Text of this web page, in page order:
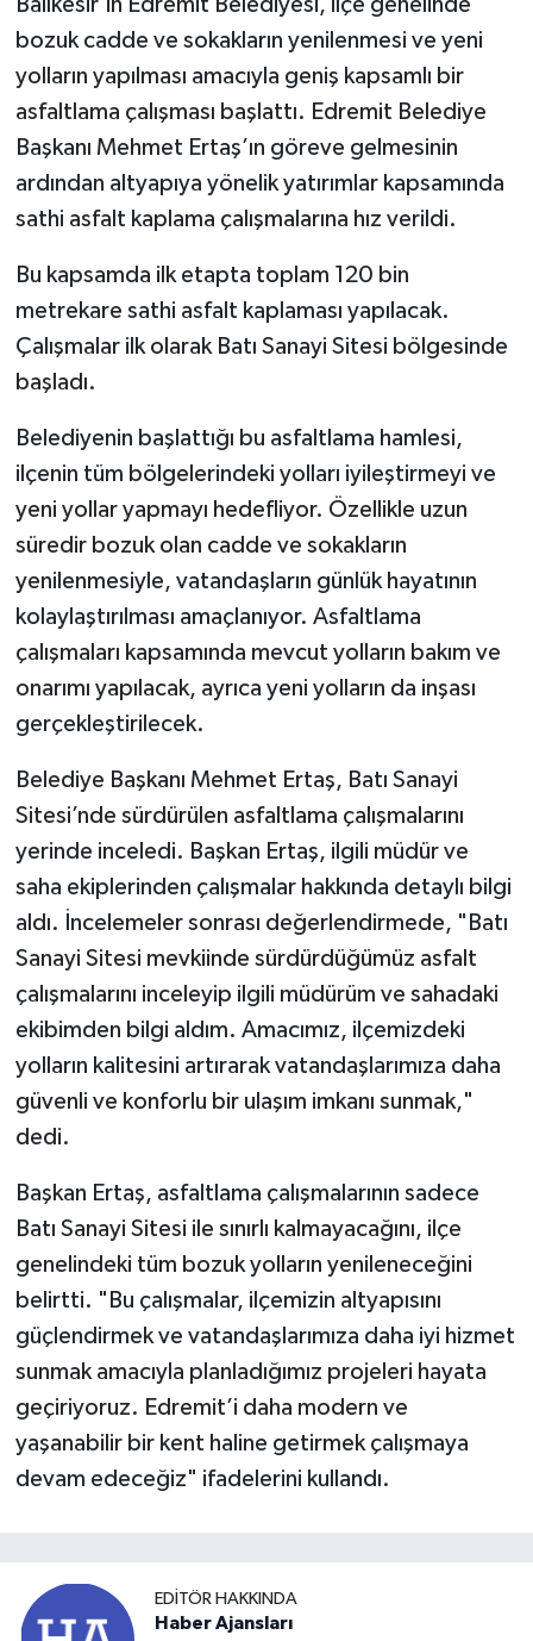
bozuk cadde ve sokakların yenilenmesi ve yeni
yolların yapılması amacıyla geniş kapsamlı bir
asfaltlama çalışması başlattı. Edremit Belediye
Başkanı Mehmet Ertaş’ın göreve gelmesinin
ardından altyapıya yönelik yatırımlar kapsamında
sathi asfalt kaplama çalışmalarına hız verildi.
Bu kapsamda ilk etapta toplam 120 bin
metrekare sathi asfalt kaplaması yapılacak.
Çalışmalar ilk olarak Batı Sanayi Sitesi bölgesinde
başladı.
Belediyenin başlattığı bu asfaltlama hamlesi,
ilçenin tüm bölgelerindeki yolları iyileştirmeyi ve
yeni yollar yapmayı hedefliyor. Özellikle uzun
süredir bozuk olan cadde ve sokakların
yenilenmesiyle, vatandaşların günlük hayatının
kolaylaştırılması amaçlanıyor. Asfaltlama
çalışmaları kapsamında mevcut yolların bakım ve
onarımı yapılacak, ayrıca yeni yolların da inşası
gerçekleştirilecek.
Belediye Başkanı Mehmet Ertaş, Batı Sanayi
Sitesi’nde sürdürülen asfaltlama çalışmalarını
yerinde inceledi. Başkan Ertaş, ilgili müdür ve
saha ekiplerinden çalışmalar hakkında detaylı bilgi
aldı. İncelemeler sonrası değerlendirmede, "Batı
Sanayi Sitesi mevkiinde sürdürdüğümüz asfalt
çalışmalarını inceleyip ilgili müdürüm ve sahadaki
ekibimden bilgi aldım. Amacımız, ilçemizdeki
yolların kalitesini artırarak vatandaşlarımıza daha
güvenli ve konforlu bir ulaşım imkanı sunmak,"
dedi.
Başkan Ertaş, asfaltlama çalışmalarının sadece
Batı Sanayi Sitesi ile sınırlı kalmayacağını, ilçe
genelindeki tüm bozuk yolların yenileneceğini
belirtti. "Bu çalışmalar, ilçemizin altyapısını
güçlendirmek ve vatandaşlarımıza daha iyi hizmet
sunmak amacıyla planladığımız projeleri hayata
geçiriyoruz. Edremit’i daha modern ve
yaşanabilir bir kent haline getirmek çalışmaya
devam edeceğiz" ifadelerini kullandı.
EDITÖR HAKKINDA
Haber Ajansları